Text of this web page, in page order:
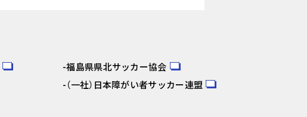
福島県県北サッカー協会
（一社）日本障がい者サッカー連盟